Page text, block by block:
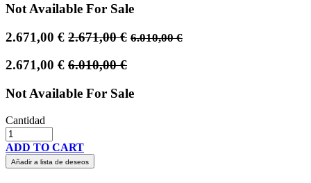
Not Available For Sale
2.671,00 € 2.671,00€ 6.010,00€
2.671,00 € 6.010,00€
Not Available For Sale
Cantidad
ADD TO CART
Añadir a lista de deseos